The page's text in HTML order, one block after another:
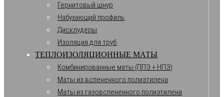
Гернитовый шнур
Набухающий профиль
Дисклудеры
Изоляция для труб
ТЕПЛОИЗОЛЯЦИОННЫЕ МАТЫ
Комбинированные маты (ППЭ + НПЭ)
Маты из вспененного полиэтилена
Маты из газовспененного полиэтилена